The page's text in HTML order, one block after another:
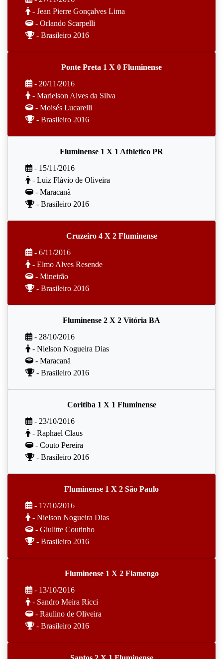
- Jean Pierre Gonçalves Lima
- Orlando Scarpelli
- Brasileiro 2016
Ponte Preta 1 X 0 Fluminense
- 20/11/2016
- Marielson Alves da Silva
- Moisés Lucarelli
- Brasileiro 2016
Fluminense 1 X 1 Athletico PR
- 15/11/2016
- Luiz Flávio de Oliveira
- Maracanã
- Brasileiro 2016
Cruzeiro 4 X 2 Fluminense
- 6/11/2016
- Elmo Alves Resende
- Mineirão
- Brasileiro 2016
Fluminense 2 X 2 Vitória BA
- 28/10/2016
- Nielson Nogueira Dias
- Maracanã
- Brasileiro 2016
Coritiba 1 X 1 Fluminense
- 23/10/2016
- Raphael Claus
- Couto Pereira
- Brasileiro 2016
Fluminense 1 X 2 São Paulo
- 17/10/2016
- Nielson Nogueira Dias
- Giulitte Coutinho
- Brasileiro 2016
Fluminense 1 X 2 Flamengo
- 13/10/2016
- Sandro Meira Ricci
- Raulino de Oliveira
- Brasileiro 2016